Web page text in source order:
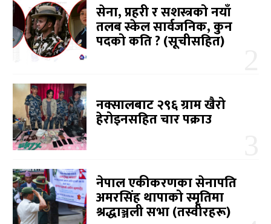
सेना, प्रहरी र सशस्त्रको नयाँ
तलब स्केल सार्वजनिक, कुन
पदको कति ? (सूचीसहित)
नक्सालबाट २९६ ग्राम खैरो
हेरोइनसहित चार पक्राउ
नेपाल एकीकरणका सेनापति
अमरसिंह थापाको स्मृतिमा
श्रद्धाञ्जली सभा (तस्वीरहरू)